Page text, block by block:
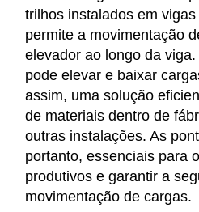
trilhos instalados em
permite a movimentação
elevador ao longo da
pode elevar e baixar
assim, uma solução
de materiais dentro de
outras instalações. As
portanto, essenciais para
produtivos e garantir a
movimentação de cargas.